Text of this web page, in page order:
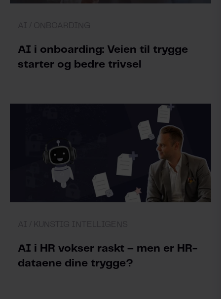
AI i onboarding: Veien til trygge
starter og bedre trivsel
AI i HR vokser raskt – men er HR-
dataene dine trygge?